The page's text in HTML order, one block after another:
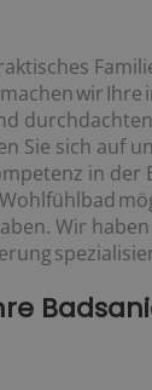
wir
Sie sich auf
in der
Wir